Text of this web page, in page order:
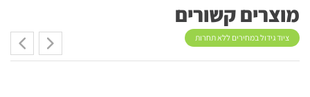
מוצרים קשורים
ציוד גידול במחירים ללא תחרות